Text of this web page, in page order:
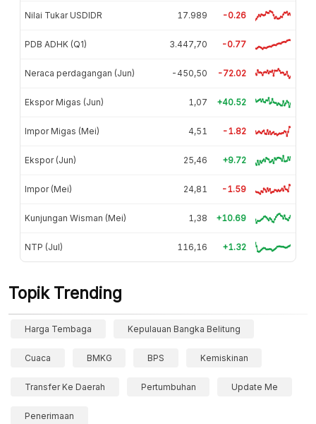
Nilai Tukar USDIDR 17.989 -0.26
PDB ADHK (Q1) 3.447,70 -0.77
Neraca perdagangan (Jun) -450,50 -72.02
Ekspor Migas (Jun) 1,07 +40.52
Impor Migas (Mei) 4,51 -1.82
Ekspor (Jun) 25,46 +9.72
Impor (Mei) 24,81 -1.59
Kunjungan Wisman (Mei) 1,38 +10.69
NTP (Jul) 116,16 +1.32
Topik Trending
Harga Tembaga Kepulauan Bangka Belitung
Cuaca BMKG BPS Kemiskinan
Transfer Ke Daerah Pertumbuhan Update Me
Penerimaan